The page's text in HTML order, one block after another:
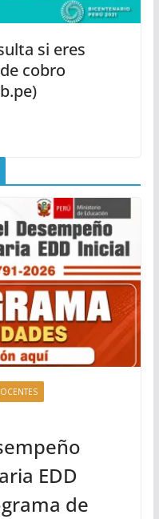
si eres
cobro
EDD
de